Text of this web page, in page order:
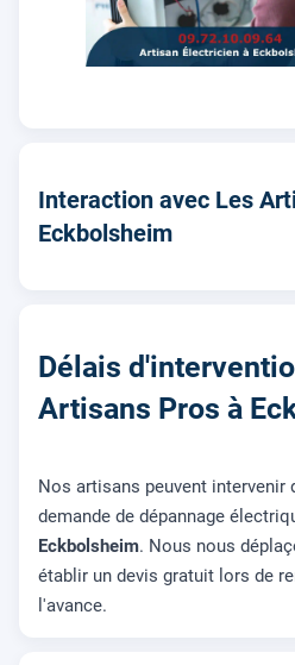
Interaction avec Les
Eckbolsheim
Délais
Artisans Pros à
Nos artisans peuvent intervenir
demande de dépannage
Eckbolsheim. Nous nous
établir un devis gratuit lors de
l'avance.